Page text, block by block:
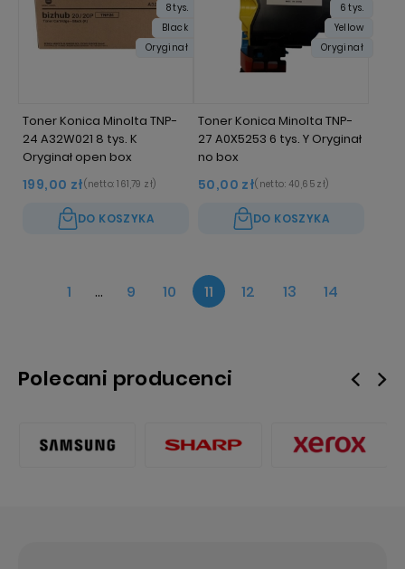
Toner Konica Minolta TNP-
24 A32W021 8 tys. K
Oryginał open box
199,00 zł(netto: 161,79 zł)
DO KOSZYKA
8 tys.
Black
Oryginał
Toner Konica Minolta TNP-
27 A0X5253 6 tys. Y Oryginał
no box
50,00 zł(netto: 40,65 zł)
DO KOSZYKA
6 tys.
Yellow
Oryginał
1 ... 9 10 11 12 13 14
Polecani producenci